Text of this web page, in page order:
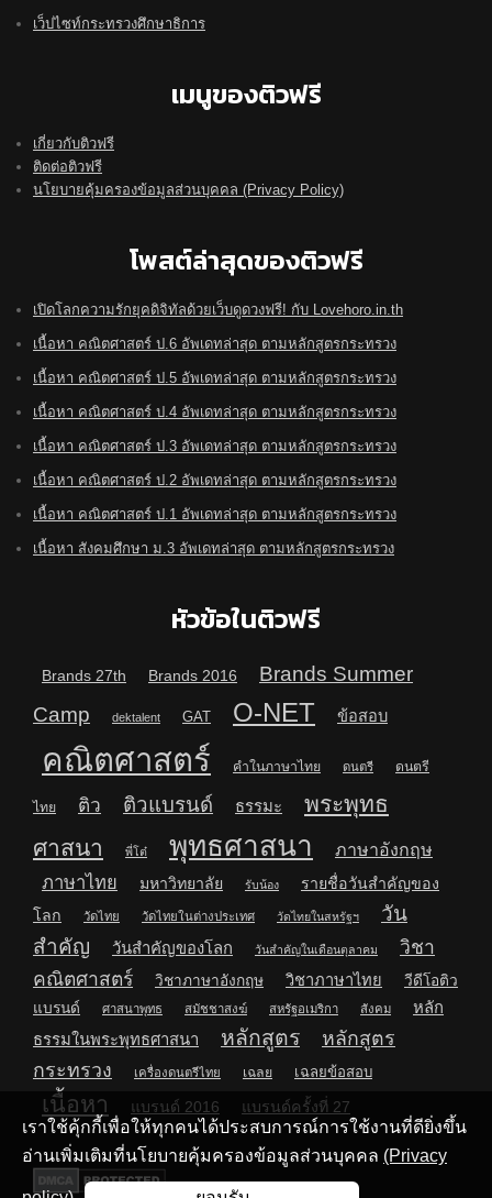
เว็ปไซท์กระทรวงศึกษาธิการ
เมนูของติวฟรี
เกี่ยวกับติวฟรี
ติดต่อติวฟรี
นโยบายคุ้มครองข้อมูลส่วนบุคคล (Privacy Policy)
โพสต์ล่าสุดของติวฟรี
เปิดโลกความรักยุคดิจิทัลด้วยเว็บดูดวงฟรี! กับ Lovehoro.in.th
เนื้อหา คณิตศาสตร์ ป.6 อัพเดทล่าสุด ตามหลักสูตรกระทรวง
เนื้อหา คณิตศาสตร์ ป.5 อัพเดทล่าสุด ตามหลักสูตรกระทรวง
เนื้อหา คณิตศาสตร์ ป.4 อัพเดทล่าสุด ตามหลักสูตรกระทรวง
เนื้อหา คณิตศาสตร์ ป.3 อัพเดทล่าสุด ตามหลักสูตรกระทรวง
เนื้อหา คณิตศาสตร์ ป.2 อัพเดทล่าสุด ตามหลักสูตรกระทรวง
เนื้อหา คณิตศาสตร์ ป.1 อัพเดทล่าสุด ตามหลักสูตรกระทรวง
เนื้อหา สังคมศึกษา ม.3 อัพเดทล่าสุด ตามหลักสูตรกระทรวง
หัวข้อในติวฟรี
Brands 27th Brands 2016
Brands Summer
Camp
dektalent GAT O-NET ข้อสอบ
คณิตศาสตร์ คำในภาษาไทย ดนตรี ดนตรี
ไทย ติว ติวแบรนด์ ธรรมะ
พระพุทธ
ศาสนา
พี่โต๋ พุทธศาสนา ภาษาอังกฤษ
ภาษาไทย มหาวิทยาลัย รับน้อง
รายชื่อวันสำคัญของ
โลก
วัดไทย วัดไทยในต่างประเทศ วัดไทยในสหรัฐฯ
วัน
สำคัญ
วันสำคัญของโลก วันสำคัญในเดือนตุลาคม
วิชา
คณิตศาสตร์
วิชาภาษาอังกฤษ วิชาภาษาไทย
วีดีโอติว
แบรนด์
ศาสนาพุทธ สมัชชาสงฆ์ สหรัฐอเมริกา สังคม
หลัก
ธรรมในพระพุทธศาสนา
หลักสูตร
หลักสูตร
กระทรวง
เครื่องดนตรีไทย เฉลย เฉลยข้อสอบ
เนื้อหา แบรนด์ 2016 แบรนด์ครั้งที่ 27
เราใช้คุ้กกี้เพื่อให้ทุกคนได้ประสบการณ์การใช้งานที่ดียิ่งขึ้น
อ่านเพิ่มเติมที่นโยบายคุ้มครองข้อมูลส่วนบุคคล (Privacy